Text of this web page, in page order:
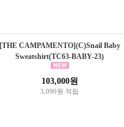
[THE CAMPAMENTO](C)Snail Baby
Sweatshirt(TC63-BABY-23)
103,000원
3,090원 적립